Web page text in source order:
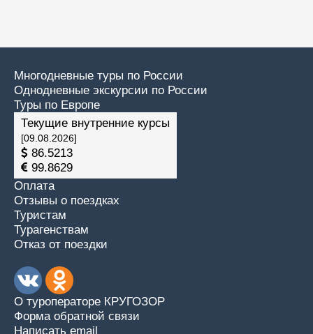
Многодневные туры по России
Однодневные экскурсии по России
Туры по Европе
Текущие внутренние курсы
[09.08.2026]
86.5213
99.8629
Оплата
Отзывы о поездках
Туристам
Турагенствам
Отказ от поездки
О туроператоре КРУГОЗОР
Форма обратной связи
Написать email